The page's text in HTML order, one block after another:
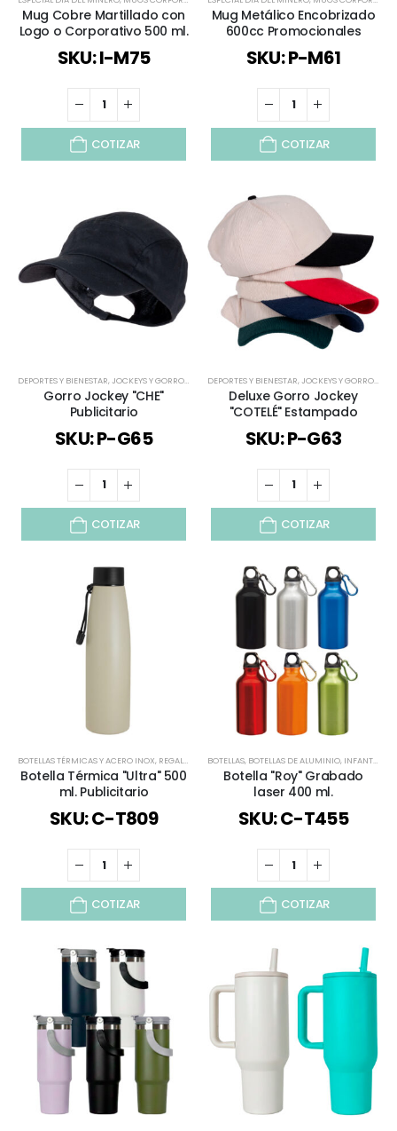
Mug Cobre Martillado con
Logo o Corporativo 500 ml.
SKU: I-M75
COTIZAR
Mug Metálico Encobrizado
600cc Promocionales
SKU: P-M61
COTIZAR
DEPORTES Y BIENESTAR,JOCKEYS Y GORROS ROPA DE TRABAJO Y PUBLICITARIO,ROPA DEPORTIVA
Gorro Jockey "CHE"
Publicitario
SKU: P-G65
COTIZAR
DEPORTES Y BIENESTAR,JOCKEYS Y GORROS
Deluxe Gorro Jockey
"COTELÉ" Estampado
SKU: P-G63
COTIZAR
BOTELLAS TÉRMICAS Y ACERO INOX, REGALOS PREMIUM ,TIEMPO LIBRE / OUTDOOR, TODOS,
Botella Térmica "Ultra" 500
ml. Publicitario
SKU: C-T809
COTIZAR
BOTELLAS, BOTELLAS DE ALUMINIO, INFANTIL Y JUVENIL
Botella "Roy" Grabado
laser 400 ml.
SKU: C-T455
COTIZAR